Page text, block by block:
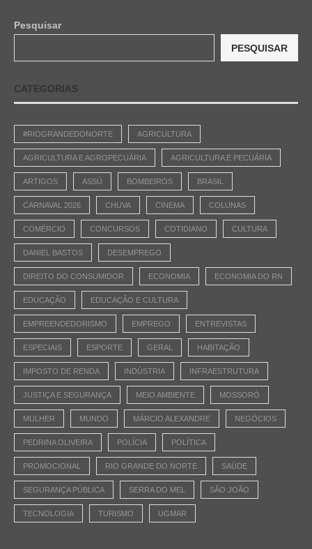
Pesquisar
PESQUISAR
CATEGORIAS
#RIOGRANDEDONORTE AGRICULTURA
AGRICULTURA E AGROPECUÁRIA AGRICULTURA E PECUÁRIA
ARTIGOS ASSÚ BOMBEIROS BRASIL
CARNAVAL 2026 CHUVA CINEMA COLUNAS
COMÉRCIO CONCURSOS COTIDIANO CULTURA
DANIEL BASTOS DESEMPREGO
DIREITO DO CONSUMIDOR ECONOMIA ECONOMIA DO RN
EDUCAÇÃO EDUCAÇÃO E CULTURA
EMPREENDEDORISMO EMPREGO ENTREVISTAS
ESPECIAIS ESPORTE GERAL HABITAÇÃO
IMPOSTO DE RENDA INDÚSTRIA INFRAESTRUTURA
JUSTIÇA E SEGURANÇA MEIO AMBIENTE MOSSORÓ
MULHER MUNDO MÁRCIO ALEXANDRE NEGÓCIOS
PEDRINA OLIVEIRA POLÍCIA POLÍTICA
PROMOCIONAL RIO GRANDE DO NORTE SAÚDE
SEGURANÇA PÚBLICA SERRA DO MEL SÃO JOÃO
TECNOLOGIA TURISMO UGMAR